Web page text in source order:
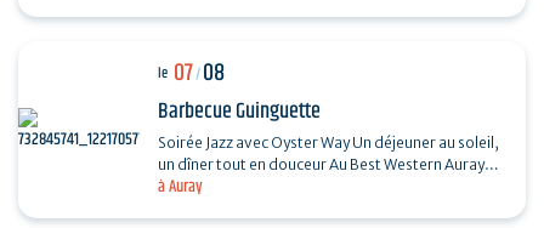
à Auray
le 07/08
Barbecue Guinguette
Soirée Jazz avec Oyster Way Un déjeuner au soleil,
un dîner tout en douceur Au Best Western Auray
Hôtel du Loch, la terrasse du restaurant La